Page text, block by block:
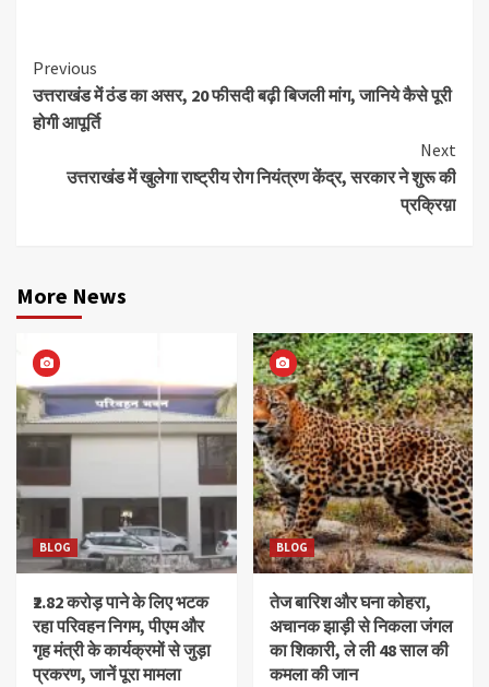
Continue
Reading
Previous
उत्तराखंड में ठंड का असर, 20 फीसदी बढ़ी बिजली मांग, जानिये कैसे पूरी
होगी आपूर्ति
Next
उत्तराखंड में खुलेगा राष्ट्रीय रोग नियंत्रण केंद्र, सरकार ने शुरू की
प्रक्रिय़ा
More News
BLOG
₹2.82 करोड़ पाने के लिए भटक
रहा परिवहन निगम, पीएम और
गृह मंत्री के कार्यक्रमों से जुड़ा
प्रकरण, जानें पूरा मामला
BLOG
तेज बारिश और घना कोहरा,
अचानक झाड़ी से निकला जंगल
का शिकारी, ले ली 48 साल की
कमला की जान